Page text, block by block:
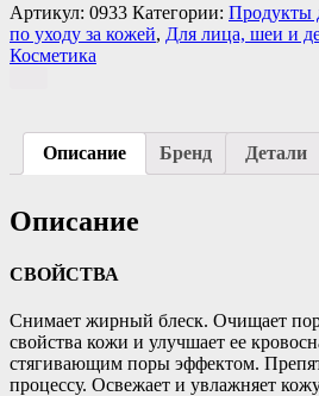
Артикул: 0933 Категории: Продукты
по уходу за кожей, Для лица, шеи и
Косметика
Описание Бренд Детали
Описание
СВОЙСТВА
Снимает жирный блеск. Очищает
свойства кожи и улучшает ее
стягивающим поры эффектом.
процессу. Освежает и увлажняет